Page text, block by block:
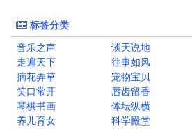
标签分类
音乐之声
谈天说地
走遍天下
往事如风
摘花弄草
宠物宝贝
笑口常开
唇齿留香
琴棋书画
体坛纵横
养儿育女
科学殿堂